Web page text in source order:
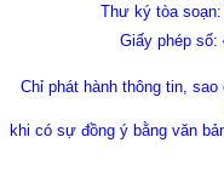
Thư ký tòa soạn:
Giấy phép số:
Chỉ phát hành thông tin,
khi có sự đồng ý bằng văn